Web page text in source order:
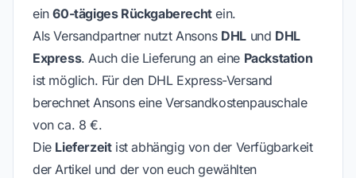
ein60-tägiges Rückgaberechtein.
Als Versandpartner nutzt Ansons DHL und DHL
Express. Auch die Lieferung an eine Packstation
ist möglich. Für den DHL Express-Versand
berechnet Ansons eine Versandkostenpauschale
von ca. 8 €.
Die Lieferzeitist abhängig von der Verfügbarkeit
der Artikel und der von euch gewählten